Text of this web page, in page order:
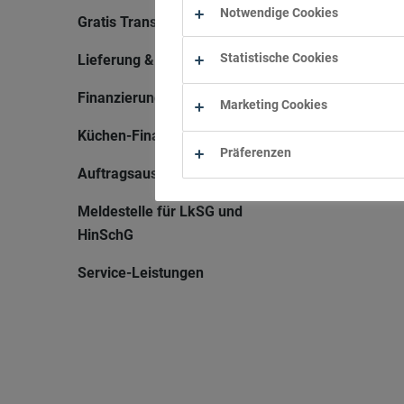
Gratis Transporter
Lieferung & Montage
Finanzierung
Küchen-Finanzierung
Auftragsauskunft
Meldestelle für LkSG und
HinSchG
Service-Leistungen
Notwendige Cookies
Statistische Cookies
Marketing Cookies
Präferenzen